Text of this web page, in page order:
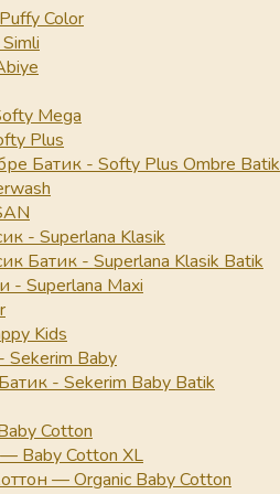
Color
Mega
Plus
Батик - Softy Plus Ombre Batik
- Superlana Klasik
Батик - Superlana Klasik Batik
- Superlana Maxi
Kids
Baby
- Sekerim Baby Batik
Cotton
Baby Cotton XL
— Organic Baby Cotton